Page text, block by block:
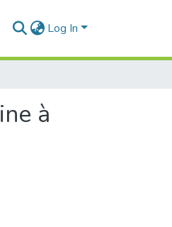
Log In
à